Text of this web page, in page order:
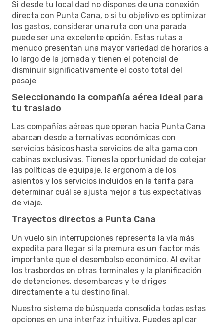
Si desde tu localidad no dispones de una conexión
directa con Punta Cana, o si tu objetivo es optimizar
los gastos, considerar una ruta con una parada
puede ser una excelente opción. Estas rutas a
menudo presentan una mayor variedad de horarios a
lo largo de la jornada y tienen el potencial de
disminuir significativamente el costo total del
pasaje.
Seleccionando la compañía aérea ideal para
tu traslado
Las compañías aéreas que operan hacia Punta Cana
abarcan desde alternativas económicas con
servicios básicos hasta servicios de alta gama con
cabinas exclusivas. Tienes la oportunidad de cotejar
las políticas de equipaje, la ergonomía de los
asientos y los servicios incluidos en la tarifa para
determinar cuál se ajusta mejor a tus expectativas
de viaje.
Trayectos directos a Punta Cana
Un vuelo sin interrupciones representa la vía más
expedita para llegar si la premura es un factor más
importante que el desembolso económico. Al evitar
los trasbordos en otras terminales y la planificación
de detenciones, desembarcas y te diriges
directamente a tu destino final.
Nuestro sistema de búsqueda consolida todas estas
opciones en una interfaz intuitiva. Puedes aplicar